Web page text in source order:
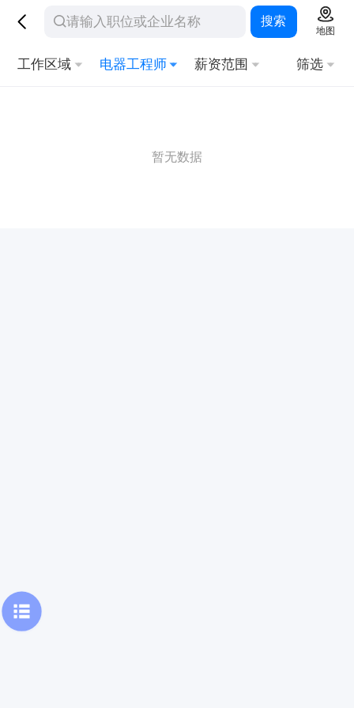
搜索
地图
工作区域 电器工程师 薪资范围 筛选
暂无数据